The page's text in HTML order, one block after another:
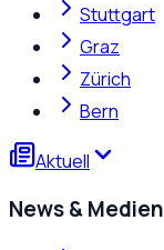
Stuttgart
Graz
Zürich
Bern
Aktuell
News & Medien